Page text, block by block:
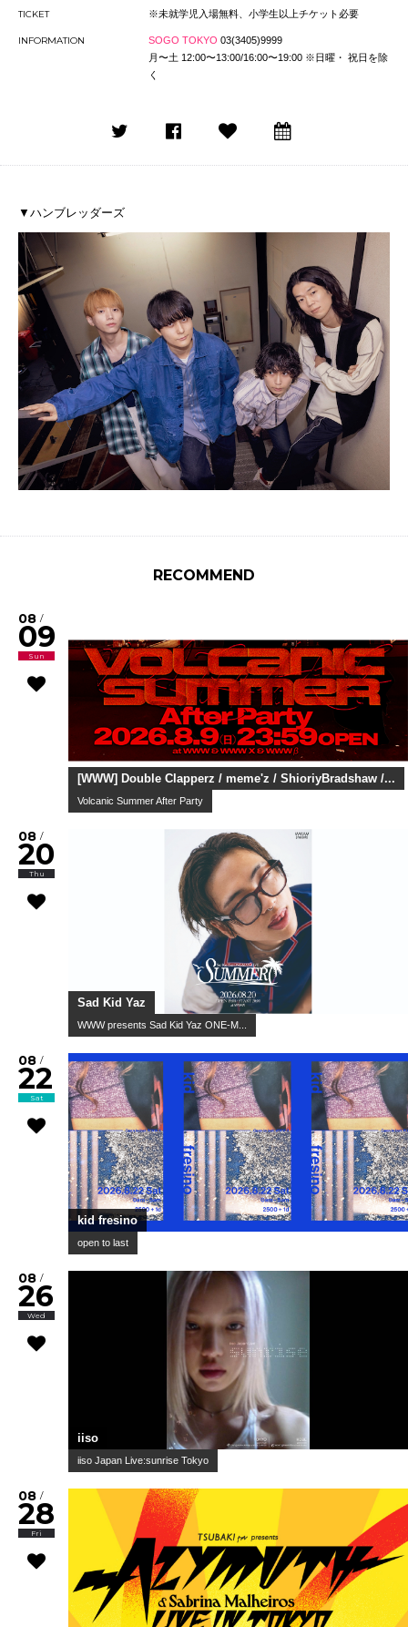
TICKET ※未就学児入場無料、小学生以上チケット必要
INFORMATION SOGO TOKYO 03(3405)9999
月〜土 12:00〜13:00/16:00〜19:00 ※日曜・ 祝日を除
く
▼ハンブレッダーズ
RECOMMEND
08 /
09
Sun
[WWW] Double Clapperz / meme'z / ShioriyBradshaw /...
Volcanic Summer After Party
08 /
20
Thu
Sad Kid Yaz
WWW presents Sad Kid Yaz ONE-M...
08 /
22
Sat
kid fresino
open to last
08 /
26
Wed
iiso
iiso Japan Live:sunrise Tokyo
08 /
28
Fri